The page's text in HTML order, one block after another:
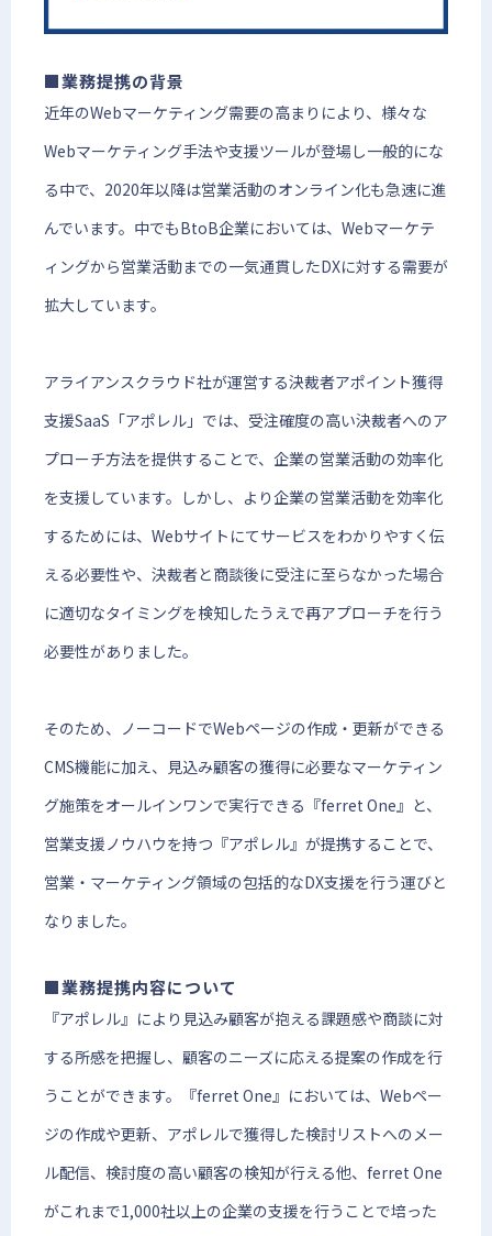
■業務提携の背景
近年のWebマーケティング需要の高まりにより、様々な
Webマーケティング手法や支援ツールが登場し一般的にな
る中で、2020年以降は営業活動のオンライン化も急速に進
んでいます。中でもBtoB企業においては、Webマーケテ
ィングから営業活動までの一気通貫したDXに対する需要が
拡大しています。
アライアンスクラウド社が運営する決裁者アポイント獲得
支援SaaS「アポレル」では、受注確度の高い決裁者へのア
プローチ方法を提供することで、企業の営業活動の効率化
を支援しています。しかし、より企業の営業活動を効率化
するためには、Webサイトにてサービスをわかりやすく伝
える必要性や、決裁者と商談後に受注に至らなかった場合
に適切なタイミングを検知したうえで再アプローチを行う
必要性がありました。
そのため、ノーコードでWebページの作成・更新ができる
CMS機能に加え、見込み顧客の獲得に必要なマーケティン
グ施策をオールインワンで実行できる『ferret One』と、
営業支援ノウハウを持つ『アポレル』が提携することで、
営業・マーケティング領域の包括的なDX支援を行う運びと
なりました。
■業務提携内容について
『アポレル』により見込み顧客が抱える課題感や商談に対
する所感を把握し、顧客のニーズに応える提案の作成を行
うことができます。『ferret One』においては、Webペー
ジの作成や更新、アポレルで獲得した検討リストへのメー
ル配信、検討度の高い顧客の検知が行える他、ferret One
がこれまで1,000社以上の企業の支援を行うことで培った